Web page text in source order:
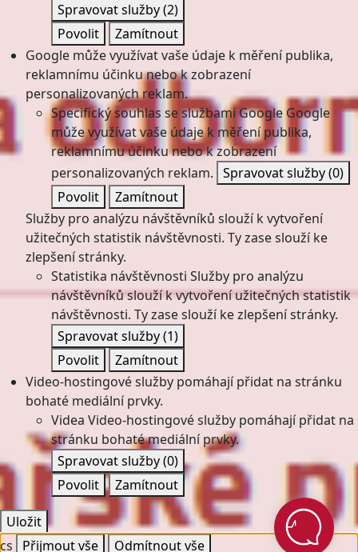
Spravovat služby(2)
Povolit
Zamítnout
Google může využívat vaše údaje k měření publika,
reklamnímu účinku nebo k zobrazení
personalizovaných reklam.
Specifický souhlas se službami Google Google
může využívat vaše údaje k měření publika,
reklamnímu účinku nebo k zobrazení
personalizovaných reklam. Spravovat služby(0)
Povolit
Zamítnout
Služby pro analýzu návštěvníků slouží k vytvoření
užitečných statistik návštěvnosti. Ty zase slouží ke
zlepšení stránky.
Statistika návštěvnosti Služby pro analýzu
návštěvníků slouží k vytvoření užitečných statistik
návštěvnosti. Ty zase slouží ke zlepšení stránky.
Spravovat služby(1)
Povolit
Zamítnout
Video-hostingové služby pomáhají přidat na stránku
bohaté mediální prvky.
Videa Video-hostingové služby pomáhají přidat na
stránku bohaté mediální prvky.
Spravovat služby(0)
Povolit
Zamítnout
Uložit
cs
Přijmout vše Odmítnout vše